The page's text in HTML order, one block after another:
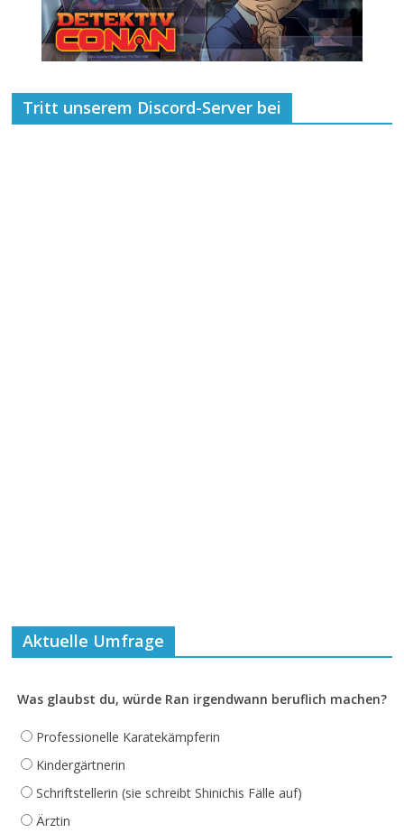
Tritt unserem Discord-Server bei
Aktuelle Umfrage
Was glaubst du, würde Ran irgendwann beruflich machen?
Professionelle Karatekämpferin
Kindergärtnerin
Schriftstellerin (sie schreibt Shinichis Fälle auf)
Ärztin